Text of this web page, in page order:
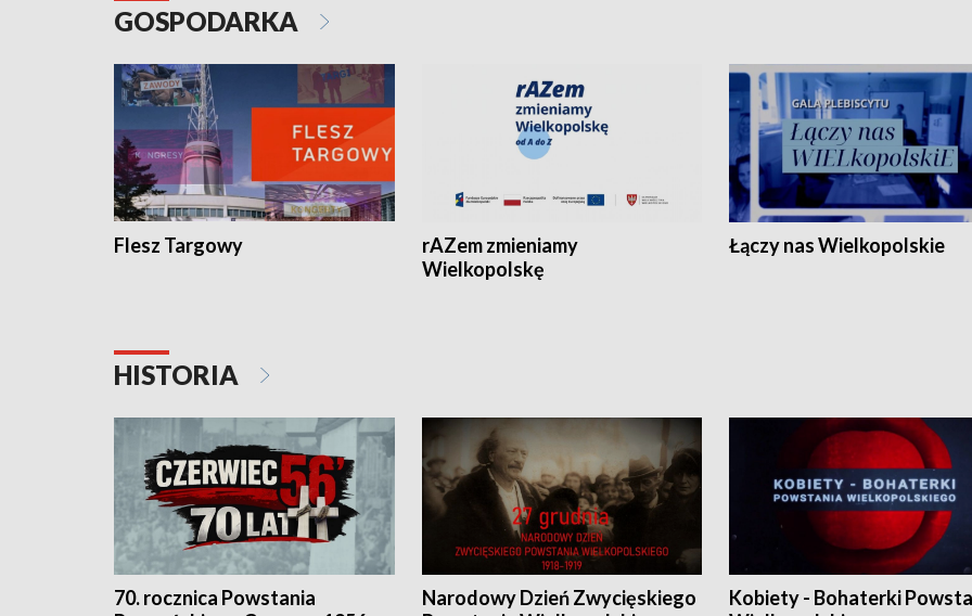
GOSPODARKA
Flesz Targowy
rAZem zmieniamy
Wielkopolskę
Łączy nas Wielkopolskie
HISTORIA
70. rocznica Powstania
Narodowy Dzień Zwycięskiego
Kobiety - Bohaterki